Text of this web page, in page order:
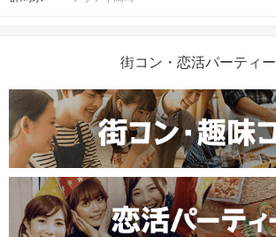
街コン・恋活パーティー